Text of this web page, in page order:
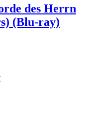
des Herrn
(Blu-ray)